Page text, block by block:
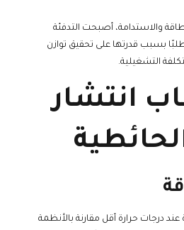
والاستدامة، أصبحت التدفئة
بسبب قدرتها على تحقيق توازن
التشغيلية.
انتشار
درجات حرارة أقل مقارنة بالأنظمة